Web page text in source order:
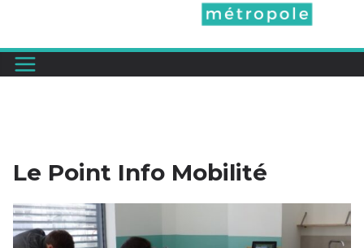
Le Point Info Mobilité